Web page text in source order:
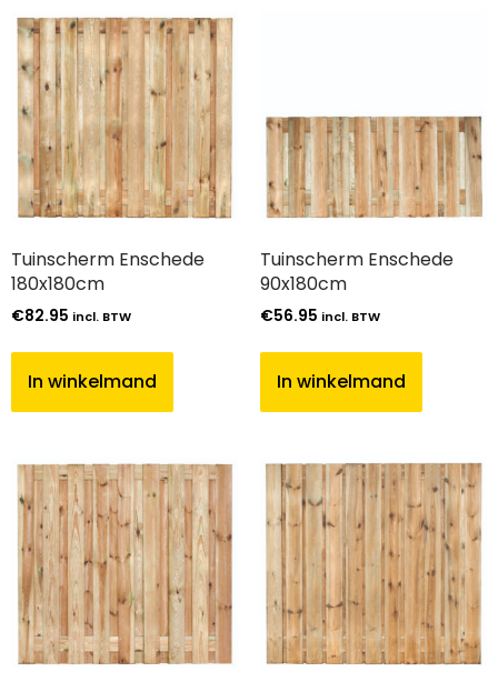
Tuinscherm Enschede
180x180cm
€82.95 incl. BTW
In winkelmand
Tuinscherm Enschede
90x180cm
€56.95 incl. BTW
In winkelmand